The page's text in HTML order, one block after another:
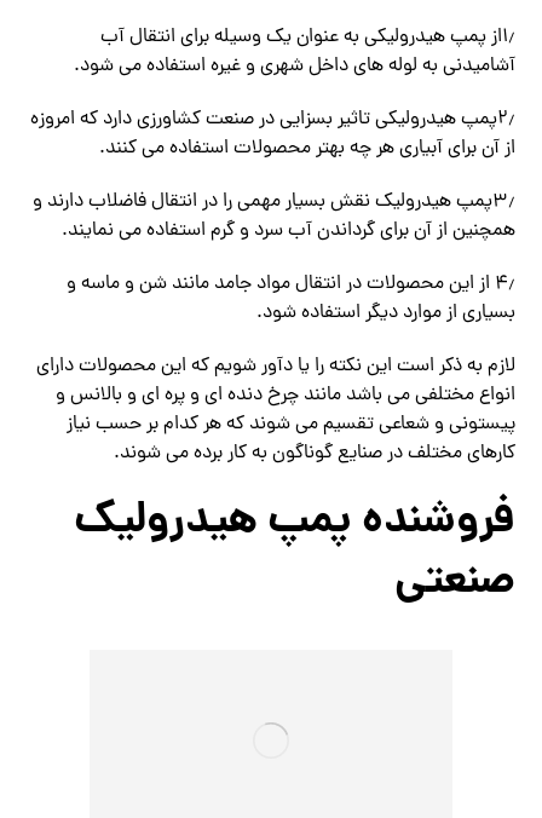
۱٫از پمپ هیدرولیکی به عنوان یک وسیله برای انتقال آب
آشامیدنی به لوله های داخل شهری و غیره استفاده می شود.
۲٫پمپ هیدرولیکی تاثیر بسزایی در صنعت کشاورزی دارد که امروزه
از آن برای آبیاری هر چه بهتر محصولات استفاده می کنند.
۳٫پمپ هیدرولیک نقش بسیار مهمی را در انتقال فاضلاب دارند و
همچنین از آن برای گرداندن آب سرد و گرم استفاده می نمایند.
۴٫ از این محصولات در انتقال مواد جامد مانند شن و ماسه و
بسیاری از موارد دیگر استفاده شود.
لازم به ذکر است این نکته را یا دآور شویم که این محصولات دارای
انواع مختلفی می باشد مانند چرخ دنده ای و پره ای و بالانس و
پیستونی و شعاعی تقسیم می شوند که هر کدام بر حسب نیاز
کارهای مختلف در صنایع گوناگون به کار برده می شوند.
فروشنده پمپ هیدرولیک
صنعتی